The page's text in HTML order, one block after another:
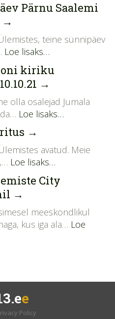
Pärnu Saalemi
→
teine sünnipäev
Loe lisaks…
kiriku
→
olla osalejad Jumala
Loe lisaks…
→
avatud. Meie
Loe lisaks…
City
→
meeskondlikul
kus iga ala… Loe
e
Policy